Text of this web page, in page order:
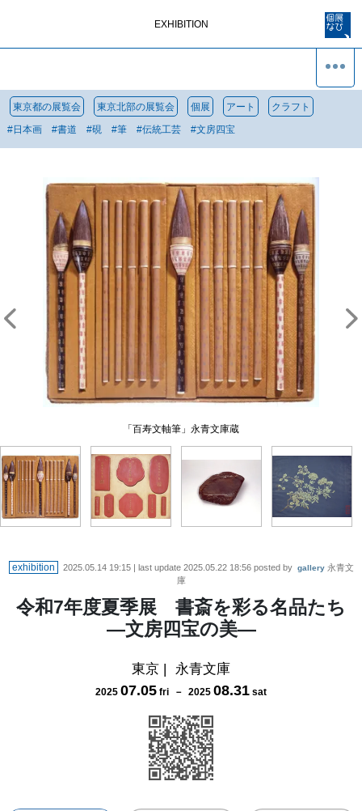
EXHIBITION
東京都の展覧会 東京北部の展覧会 個展 アート クラフト
#日本画 #書道 #硯 #筆 #伝統工芸 #文房四宝
「百寿文軸筆」永青文庫蔵
「御墨乾隆辛卯年製朱墨」永青文庫蔵
「岫雲硯」永青文庫蔵
「乾隆年仿澄心堂紙」永青文庫蔵
exhibition 2025.05.14 19:15| last update 2025.05.22 18:56posted by gallery 永青文
庫
令和7年度夏季展 書斎を彩る名品たち
―文房四宝の美―
東京 | 永青文庫
2025 07.05 fri － 2025 08.31 sat